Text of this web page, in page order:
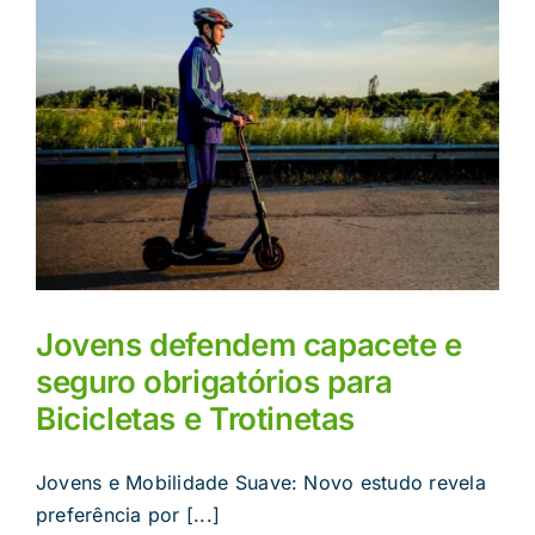
Jovens defendem capacete e
seguro obrigatórios para
Bicicletas e Trotinetas
Jovens e Mobilidade Suave: Novo estudo revela
preferência por [...]